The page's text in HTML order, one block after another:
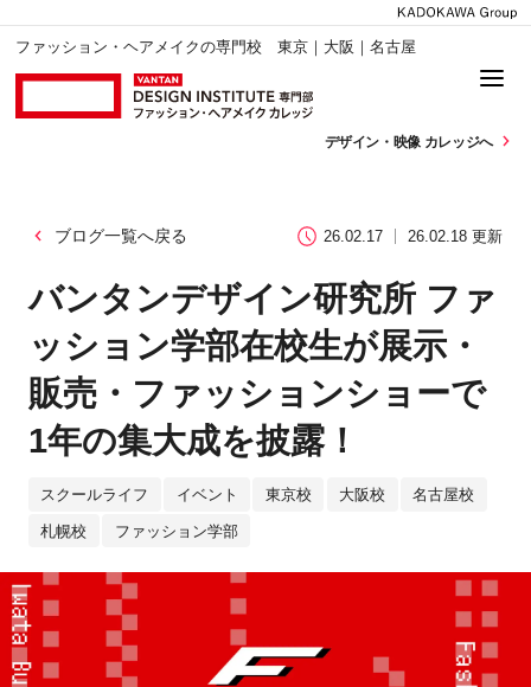
ファッション・ヘアメイクの専門校 東京｜大阪｜名古屋
デザイン・ 映像 カレッジへ
ブログ一覧へ戻る 26.02.17 26.02.18 更新
バンタンデザイン研究所 ファ
ッション学部在校生が展示・
販売・ファッションショーで
1年の集大成を披露！
スクールライフ イベント 東京校 大阪校 名古屋校
札幌校 ファッション学部